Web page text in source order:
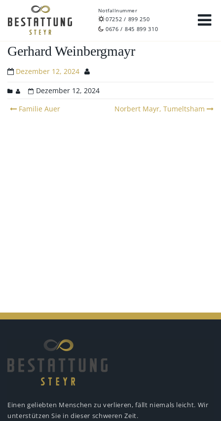
Notfallnummer
07252 / 899 250
0676 / 845 899 310
Gerhard Weinbergmayr
Dezember 12, 2024
Dezember 12, 2024
Post
Familie Auer Norbert Mayr, Tumeltsham
Einen geliebten Menschen zu verlieren, fällt niemals leicht. Wir
unterstützen Sie in dieser schweren Zeit.